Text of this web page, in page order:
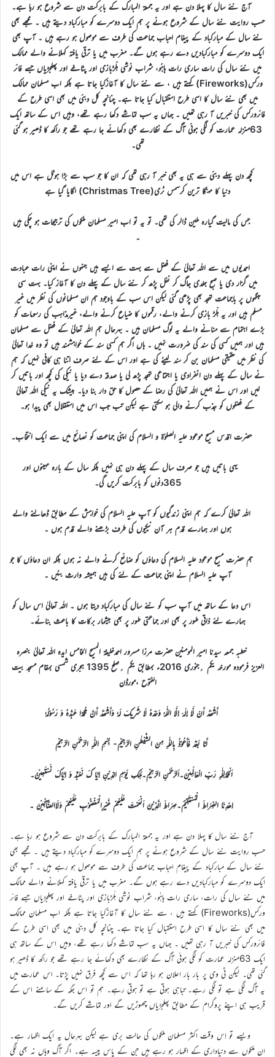
آج نئے سال کا پہلا دن ہے اور یہ جمعۃ المبارک کے بابرکت دن سے شروع ہو رہا ہے۔
حسب روایت نئے سال کے شروع ہونے پر ہم ایک دوسرے کو مبارکباد دیتے ہیں ۔ مجھے بھی
نئے سال کے مبارکباد کے پیغام احباب جماعت کی طرف سے موصول ہو رہے ہیں ۔ آپ بھی
ایک دوسرے کو مبارکبادیں دے رہے ہوں گے۔ مغرب میں یا ترقی یافتہ کہلانے والے ممالک
میں نئے سال کی رات ساری رات ہاہُو، شراب نوشی ہلّڑبازی اور پٹاخے اور پھلجڑیاں جسے فائر
ورکس(Fireworks) کہتے ہیں ، سے نئے سال کا آغازکیا جاتا ہے بلکہ اب مسلمان ممالک
میں بھی نئے سال کا اسی طرح استقبال کیا جاتا ہے۔ چنانچہ کل دبئی میں بھی اسی طرح کے
فائرورکس کی خبریں آ رہی تھیں ۔ جہاں یہ سب تماشے دکھا رہے تھے، وہیں اس کے ساتھ ایک
63منزلہ عمارت کو لگی ہوئی آگ کے نظارے بھی دکھائے جا رہے تھے جو راکھ کا ڈھیر ہو گئی
تھی۔
کچھ دن پہلے دبئی سے ہی یہ بھی خبر آ رہی تھی کہ ان کا جو سب سے بڑا ہوٹل ہے اس میں
دنیا کا مہنگا ترین کرسمس ٹری(Christmas Tree) لگایا گیا ہے
جس کی مالیت گیارہ ملین ڈالر کی تھی۔ تو یہ تو اب امیر مسلمان ملکوں کی ترجیحات ہو چکی ہیں
۔
احمدیوں میں سے اللہ تعالیٰ کے فضل سے بہت سے ایسے ہیں جنہوں نے اپنی رات عبادت
میں گزار دی یا صبح جلدی جاگ کر نفل پڑھ کر نئے سال کے پہلے دن کا آغاز کیا۔ بہت سی
جگہوں پر باجماعت تہجد بھی پڑھی گئی لیکن اس سب کے باوجود ہم ان مسلمانوں کی نظر میں غیر
مسلم ہیں اور یہ ہلّڑ بازی کرنے والے، رقموں کا ضیاع کرنے والے، غیرمذاہب کی رسومات کو
بڑے اہتمام سے منانے والے یہ لوگ مسلمان ہیں ۔ بہرحال ہم اللہ تعالیٰ کے فضل سے مسلمان
ہیں اور ہمیں کسی کی سند کی ضرورت نہیں ۔ ہاں اگر ہم کسی سند کے خواہشمند ہیں تو وہ خدا تعالیٰ
کی نظر میں حقیقی مسلمان بن کر سند لینے کی ہے اور اس کے لئے صرف اتنا ہی کافی نہیں کہ ہم
نے سال کے پہلے دن انفرادی یا اجتماعی تہجد پڑھ لی یا صدقہ دے دیا یا نیکی کی کچھ اور باتیں کر
لیں اور اس نے ہمیں اللہ تعالیٰ کی رضا کے حصول کا حق دار بنا دیا۔ بیشک یہ نیکی اللہ تعالیٰ
کے فضلوں کو جذب کرنے والی ہو سکتی ہے لیکن تب جب اس میں استقلال بھی پیدا ہو۔
حضرت اقدس مسیح موعود علیہ الصلوٰۃ و السلام کی اپنی جماعت کو نصائح میں سے ایک انتخاب۔
یہی باتیں ہیں جو صرف سال کے پہلے دن ہی نہیں بلکہ سال کے بارہ مہینوں اور
365دنوں کو بابرکت کریں گی۔
اللہ تعالیٰ کرے کہ ہم اپنی زندگیوں کو آپ علیہ السلام کی خواہش کے مطابق ڈھالنے والے
ہوں اور ہمارے قدم ہر آن نیکیوں کی طرف بڑھنے والے قدم ہوں ۔
ہم حضرت مسیح موعود علیہ السلام کی دعاؤں کو ضائع کرنے والے نہ ہوں بلکہ ان دعاؤں کا جو
آپ علیہ السلام نے اپنی جماعت کے لئے کی ہیں ہمیشہ وارث بنیں ۔
اس دعا کے ساتھ میں آپ سب کو نئے سال کی مبارکباد دیتا ہوں ۔ اللہ تعالیٰ اس سال کو
ہمارے لئے ذاتی طور پر بھی اور جماعتی طور پر بھی بیشمار برکات کا باعث بنائے۔
خطبہ جمعہ سیدنا امیر المومنین حضرت مرزا مسرور احمدخلیفۃ المسیح الخامس ایدہ اللہ تعالیٰ بنصرہ
العزیز فرمودہ مورخہ یکم ؍جنوری 2016ء بمطابق یکم ؍صلح 1395 ہجری شمسی بمقام مسجد بیت
الفتوح ،مورڈن
أَشْھَدُ أَنْ لَّا إِلٰہَ اِلَّا اللّٰہُ وَحْدَہٗ لَا شَرِیکَ لَہٗ وَأَشْھَدُ أَنَّ مُحَمَّدًا عَبْدُہٗ وَ رَسُوْلُہٗ
أَمَّا بَعْدُ فَأَعُوْذُ بِاللّٰہِ مِنَ الشَّیْطٰنِ الرَّجِیْمِ- بِسْمِ اللّٰہِ الرَّحْمٰنِ الرَّحِیْمِ
اَلْحَمْدُلِلّٰہِ رَبِّ الْعَالَمِیْنَ۔اَلرَّحْمٰنِ الرَّحِیْمِ۔مٰلِکِ یَوْمِ الدِّیْنِ اِیَّا کَ نَعْبُدُ وَ اِیَّاکَ نَسْتَعِیْنُ۔
اِھْدِنَا الصِّرَاطَ الْمُسْتَقِیْمَ۔صِرَاطَ الَّذِیْنَ اَنْعَمْتَ عَلَیْھِمْ غَیْرِالْمَغْضُوْبِ عَلَیْھِمْ وَلَاالضَّآلِّیْنَ ۔
آج نئے سال کا پہلا دن ہے اور یہ جمعۃ المبارک کے بابرکت دن سے شروع ہو رہا ہے۔
حسب روایت نئے سال کے شروع ہونے پر ہم ایک دوسرے کو مبارکباد دیتے ہیں ۔ مجھے بھی
نئے سال کے مبارکباد کے پیغام احباب جماعت کی طرف سے موصول ہو رہے ہیں ۔ آپ بھی
ایک دوسرے کو مبارکبادیں دے رہے ہوں گے۔ مغرب میں یا ترقی یافتہ کہلانے والے ممالک
میں نئے سال کی رات، ساری رات ہاہُو، شراب نوشی ہلّڑبازی اور پٹاخے اور پھلجڑیاں جسے فائر
ورکس(Fireworks) کہتے ہیں ، سے نئے سال کا آغازکیا جاتا ہے بلکہ اب مسلمان ممالک
میں بھی نئے سال کا اسی طرح استقبال کیا جاتا ہے۔ چنانچہ کل دبئی میں بھی اسی طرح کے
فائرورکس کی خبریں آ رہی تھیں ۔ جہاں یہ سب تماشے دکھا رہے تھے، وہیں اس کے ساتھ ہی
ایک 63منزلہ عمارت کو لگی ہوئی آگ کے نظارے بھی دکھائے جا رہے تھے جو راکھ کا ڈھیر ہو
گئی تھی۔ لیکن ٹی وی پر بار بار اعلان ہو رہا تھا کہ اس سے کچھ فرق نہیں پڑتا۔ اس عمارت میں
یہ آگ لگی ہے تو لگی رہے۔ تباہی ہوتی ہے تو ہوتی رہے۔ ہم تو اس جگہ کے سامنے اس کے
قریب ہی اپنے پروگرام کے مطابق پھلجڑیاں چھوڑیں گے اور تماشے کریں گے۔
ویسے تو اِس وقت اکثر مسلمان ملکوں کی حالت بری ہے لیکن بہرحال یہ ایک اظہار ہے۔
ان ملکوں سے دنیاداری کے اظہار ہو رہے ہیں جن کے پاس پیسہ ہے۔ اگر آگ وہاں نہ بھی لگی